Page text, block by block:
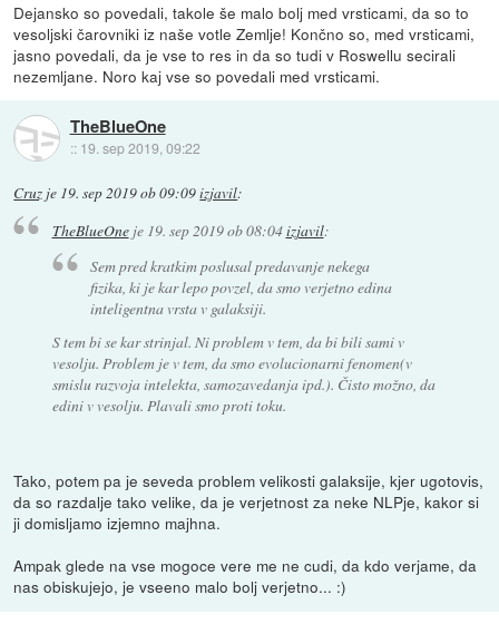
Dejansko so povedali, takole še malo bolj med vrsticami, da so to
vesoljski čarovniki iz naše votle Zemlje! Končno so, med vrsticami,
jasno povedali, da je vse to res in da so tudi v Roswellu secirali
nezemljane. Noro kaj vse so povedali med vrsticami.
TheBlueOne
:: 19. sep 2019, 09:22
Cruz je 19. sep 2019 ob 09:09izjavil:
TheBlueOneje 19. sep 2019 ob 08:04izjavil:
Sem pred kratkim poslusal predavanje nekega
fizika, ki je kar lepo povzel, da smo verjetno edina
inteligentna vrsta v galaksiji.
S tem bi se kar strinjal. Ni problem v tem, da bi bili sami v
vesolju. Problem je v tem, da smo evolucionarni fenomen(v
smislu razvoja intelekta, samozavedanja ipd.). Čisto možno, da
edini v vesolju. Plavali smo proti toku.
Tako, potem pa je seveda problem velikosti galaksije, kjer ugotovis,
da so razdalje tako velike, da je verjetnost za neke NLPje, kakor si
ji domisljamo izjemno majhna.
Ampak glede na vse mogoce vere me ne cudi, da kdo verjame, da
nas obiskujejo, je vseeno malo bolj verjetno... :)